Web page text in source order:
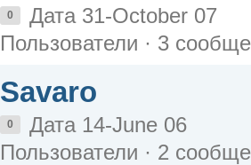
0
Дата 31-October 07
Пользователи · 3
Savaro
0
Дата 14-June 06
Пользователи · 2